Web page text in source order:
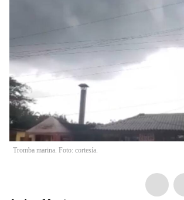
Tromba marina. Foto: cortesía.